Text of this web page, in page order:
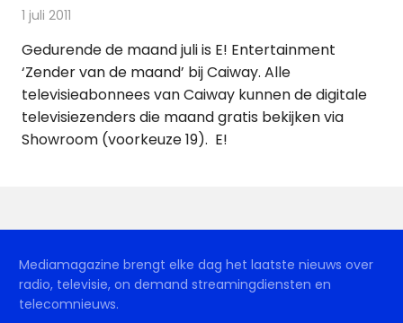
1 juli 2011
Gedurende de maand juli is E! Entertainment
‘Zender van de maand’ bij Caiway. Alle
televisieabonnees van Caiway kunnen de digitale
televisiezenders die maand gratis bekijken via
Showroom (voorkeuze 19). E!
Mediamagazine brengt elke dag het laatste nieuws over
radio, televisie, on demand streamingdiensten en
telecomnieuws.